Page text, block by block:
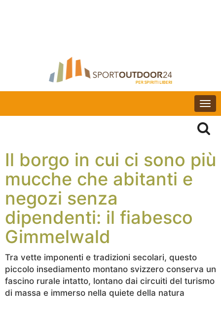
Il borgo in cui ci sono più
mucche che abitanti e
negozi senza
dipendenti: il fiabesco
Gimmelwald
Tra vette imponenti e tradizioni secolari, questo
piccolo insediamento montano svizzero conserva un
fascino rurale intatto, lontano dai circuiti del turismo
di massa e immerso nella quiete della natura